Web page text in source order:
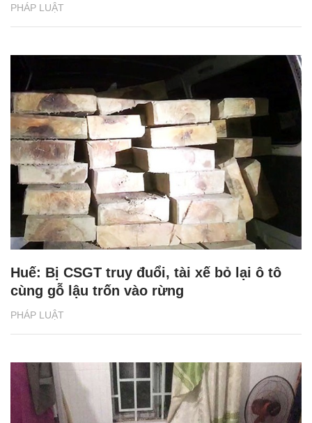
PHÁP LUẬT
PHÁP LUẬT
Huế: Bị CSGT truy đuổi, tài xế bỏ lại ô tô
cùng gỗ lậu trốn vào rừng